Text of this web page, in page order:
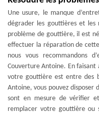
Une usure, le manque
dégrader les gouttières et
problème de gouttière, il est
effectuer la réparation de
nous vous recommandons
Couverture Antoine. En
votre gouttière est entre des
Antoine, vous pouvez disposer
sont en mesure de vérifier
remplacer votre gouttière ou